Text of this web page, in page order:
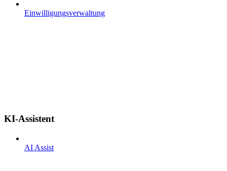
Einwilligungsverwaltung
KI-Assistent
AI Assist